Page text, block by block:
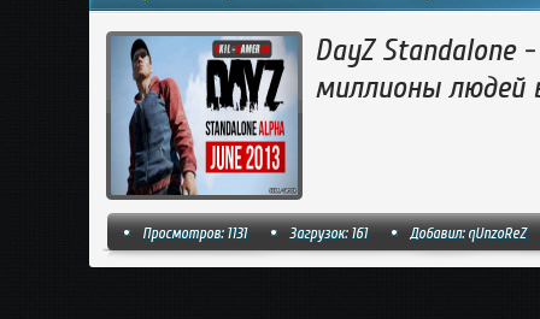
DayZ Standalone
миллионы людей
Просмотров: 1131 Загрузок: 161 Добавил:qUnzoReZ